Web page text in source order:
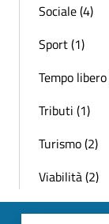
Sociale (4)
Sport (1)
Tempo
Tributi (1)
Turismo (2)
Viabilità (2)